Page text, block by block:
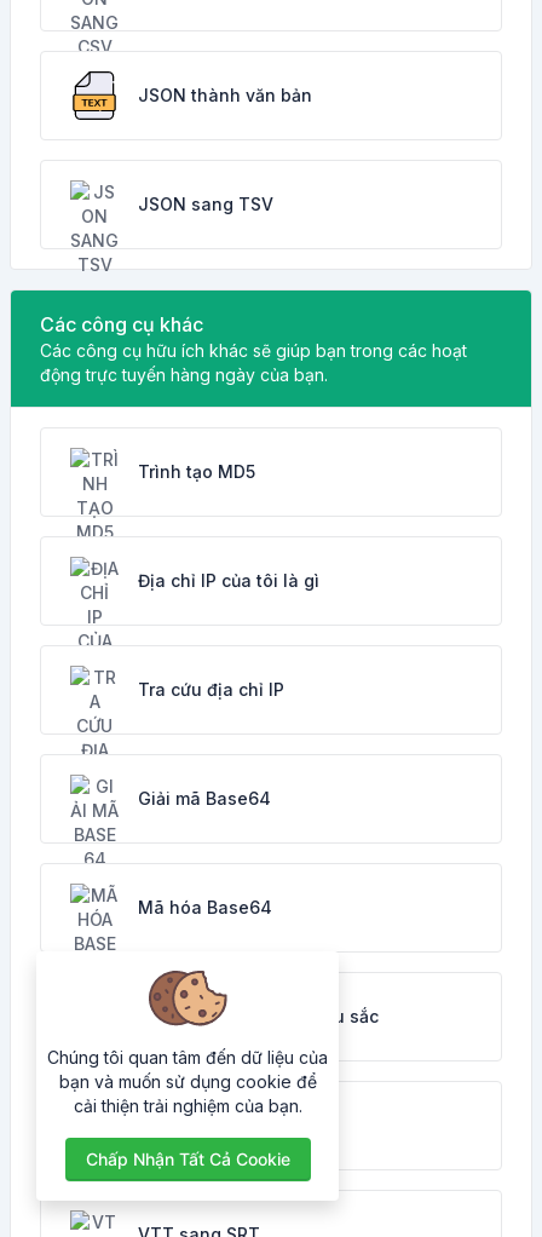
JSON thành văn bản
JSON sang TSV
Các công cụ khác
Các công cụ hữu ích khác sẽ giúp bạn trong các hoạt
động trực tuyến hàng ngày của bạn.
Trình tạo MD5
Địa chỉ IP của tôi là gì
Tra cứu địa chỉ IP
Giải mã Base64
Mã hóa Base64
Công cụ chuyển đổi màu sắc
Chúng tôi quan tâm đến dữ liệu của
bạn và muốn sử dụng cookie để
cải thiện trải nghiệm của bạn.
Chấp Nhận Tất Cả Cookie